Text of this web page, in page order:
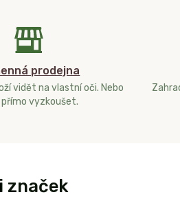
prodejna
vidět na vlastní oči. Nebo
přímo vyzkoušet.
značek